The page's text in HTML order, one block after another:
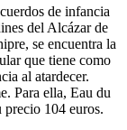
de infancia
del Alcázar de
se encuentra la
que tiene como
al atardecer.
Para ella, Eau du
precio 104 euros.